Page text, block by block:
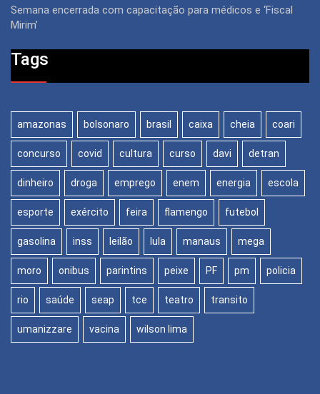
Semana encerrada com capacitação para médicos e ‘Fiscal
Mirim’
Tags
amazonas bolsonaro brasil caixa cheia coari
concurso covid cultura curso davi detran
dinheiro droga emprego enem energia escola
esporte exército feira flamengo futebol
gasolina inss leilão lula manaus mega
moro onibus parintins peixe PF pm policia
rio saúde seap tce teatro transito
umanizzare vacina wilson lima